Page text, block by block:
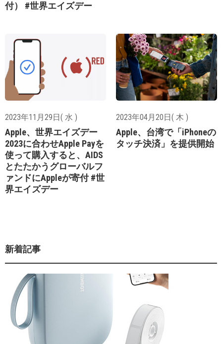
付） #世界エイズデー
2023年11月29日( 水 )
Apple、世界エイズデー
2023に合わせApple Payを
使って購入すると、AIDS
とたたかうグローバルフ
ァンドにAppleが寄付 #世
界エイズデー
2023年04月20日( 木 )
Apple、台湾で「iPhoneの
タッチ決済」を提供開始
新着記事